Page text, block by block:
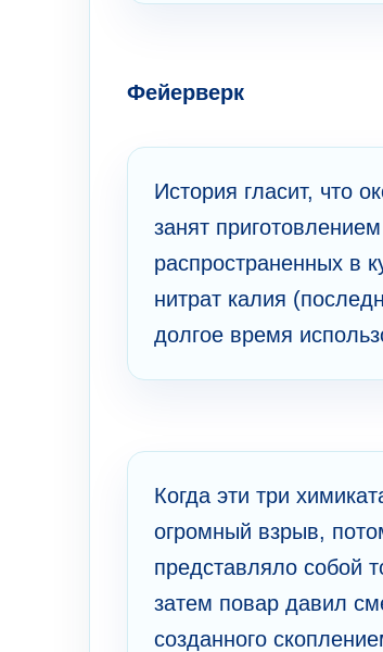
Фейерверк
История гласит, что
занят
распространенных в
нитрат калия
долгое время
Когда эти три
огромный взрыв,
представляло собой
затем повар давил
созданного